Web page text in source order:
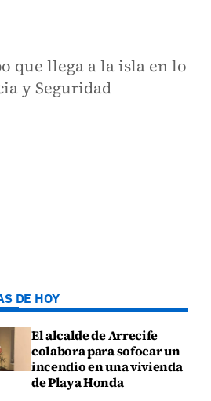
que llega a la isla en lo
y Seguridad
DE HOY
El alcalde de Arrecife
colabora para sofocar un
incendio en una vivienda
de Playa Honda